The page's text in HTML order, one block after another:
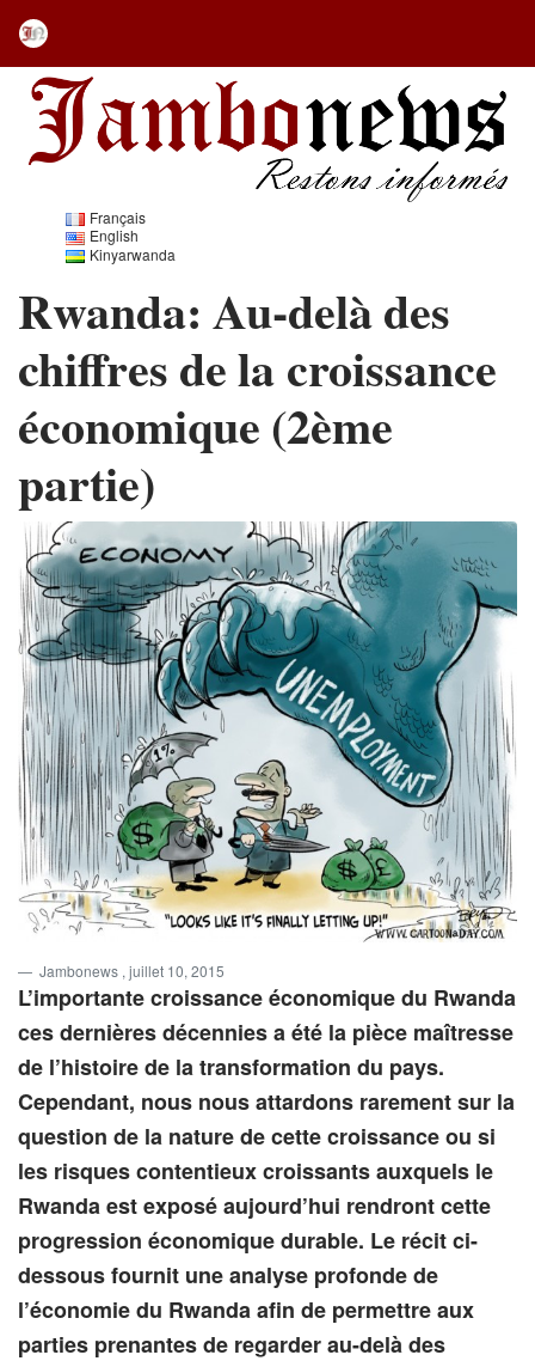
Français
English
Kinyarwanda
Rwanda: Au-delà des
chiffres de la croissance
économique (2ème
partie)
Jambonews , juillet 10, 2015
L’importante croissance économique du Rwanda
ces dernières décennies a été la pièce maîtresse
de l’histoire de la transformation du pays.
Cependant, nous nous attardons rarement sur la
question de la nature de cette croissance ou si
les risques contentieux croissants auxquels le
Rwanda est exposé aujourd’hui rendront cette
progression économique durable. Le récit ci-
dessous fournit une analyse profonde de
l’économie du Rwanda afin de permettre aux
parties prenantesde regarder au-delà des